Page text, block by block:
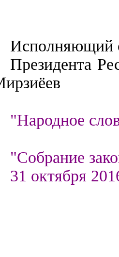
Исполняющий
"Народное
"Собрание
31 октября